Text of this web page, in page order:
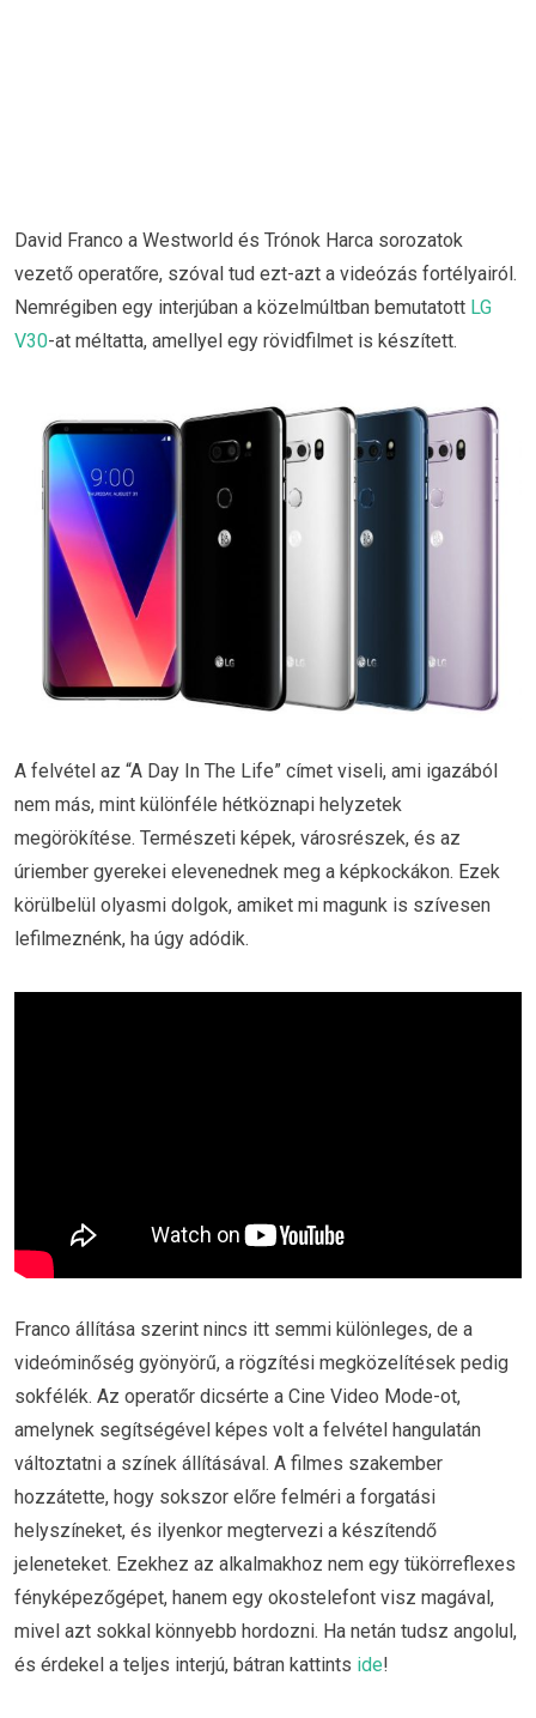
David Franco a Westworld és Trónok Harca sorozatok
vezető operatőre, szóval tud ezt-azt a videózás fortélyairól.
Nemrégiben egy interjúban a közelmúltban bemutatott LG
V30-at méltatta, amellyel egy rövidfilmet is készített.
A felvétel az “A Day In The Life” címet viseli, ami igazából
nem más, mint különféle hétköznapi helyzetek
megörökítése. Természeti képek, városrészek, és az
úriember gyerekei elevenednek meg a képkockákon. Ezek
körülbelül olyasmi dolgok, amiket mi magunk is szívesen
lefilmeznénk, ha úgy adódik.
Franco állítása szerint nincs itt semmi különleges, de a
videóminőség gyönyörű, a rögzítési megközelítések pedig
sokfélék. Az operatőr dicsérte a Cine Video Mode-ot,
amelynek segítségével képes volt a felvétel hangulatán
változtatni a színek állításával. A filmes szakember
hozzátette, hogy sokszor előre felméri a forgatási
helyszíneket, és ilyenkor megtervezi a készítendő
jeleneteket. Ezekhez az alkalmakhoz nem egy tükörreflexes
fényképezőgépet, hanem egy okostelefont visz magával,
mivel azt sokkal könnyebb hordozni. Ha netán tudsz angolul,
és érdekel a teljes interjú, bátran kattints ide!